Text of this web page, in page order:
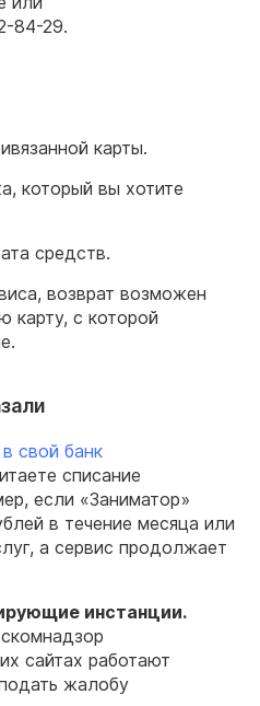
84-29.
карты.
который вы хотите
средств.
возврат возможен
карту, с которой
свой банк
списание
если «Заниматор»
в течение месяца или
а сервис продолжает
инстанции.
сайтах работают
жалобу